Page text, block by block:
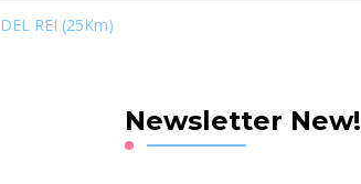
REI (25Km)
Newsletter New!